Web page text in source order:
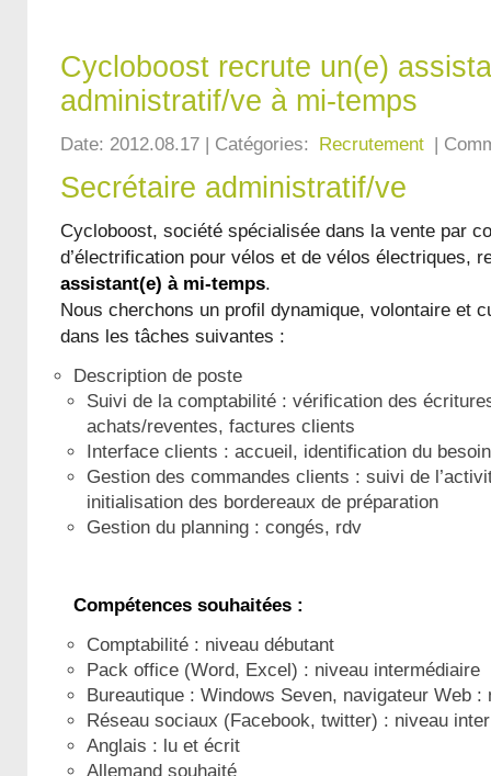
Cycloboost recrute un(e)
administratif/ve à mi-temps
Date: 2012.08.17 | Catégories: Recrutement |
Secrétaire administratif/ve
Cycloboost, société spécialisée dans la vente par
d’électrification pour vélos et de vélos électriques,
assistant(e) à mi-temps.
Nous cherchons un profil dynamique, volontaire et
dans les tâches suivantes :
Description de poste
Suivi de la comptabilité : vérification des
achats/reventes, factures clients
Interface clients : accueil, identification du
Gestion des commandes clients : suivi de
initialisation des bordereaux de préparation
Gestion du planning : congés, rdv
Compétences souhaitées :
Comptabilité : niveau débutant
Pack office (Word, Excel) : niveau intermédiaire
Bureautique : Windows Seven, navigateur Web :
Réseau sociaux (Facebook, twitter) : niveau
Anglais : lu et écrit
Allemand souhaité